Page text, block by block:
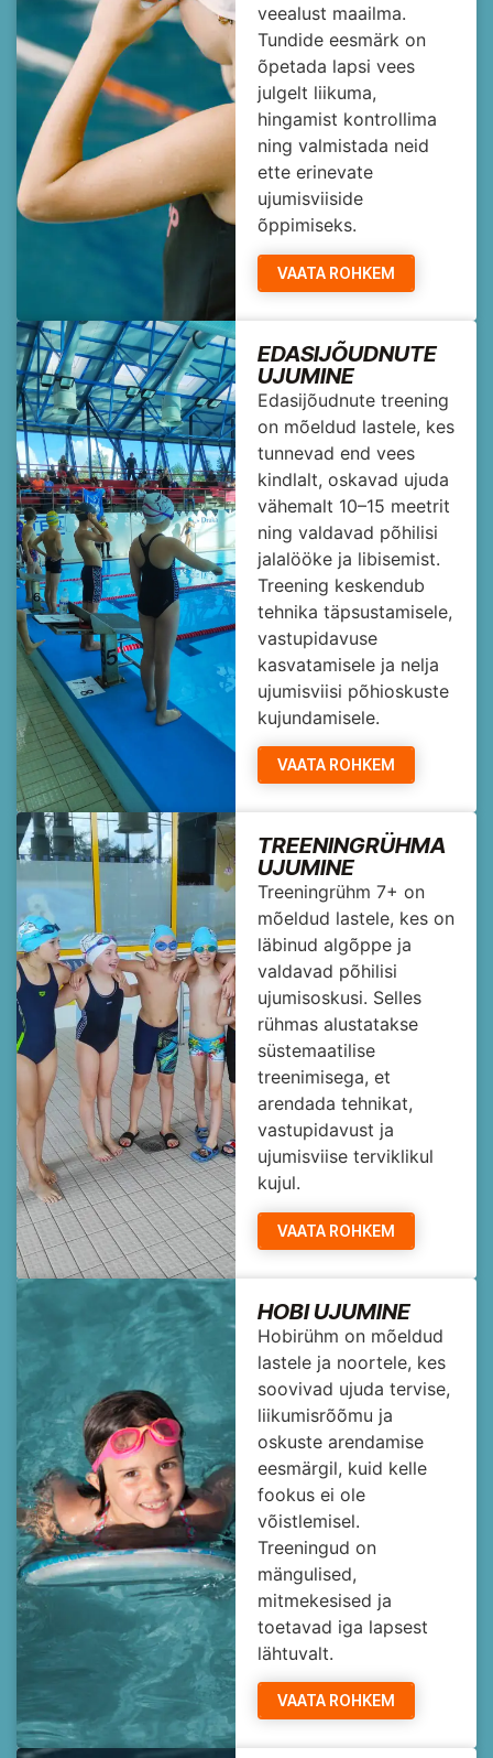
veealust maailma.
Tundide eesmärk on
õpetada lapsi vees
julgelt liikuma,
hingamist kontrollima
ning valmistada neid
ette erinevate
ujumisviiside
õppimiseks.
VAATA ROHKEM
EDASIJÕUDNUTE
UJUMINE
Edasijõudnute treening
on mõeldud lastele, kes
tunnevad end vees
kindlalt, oskavad ujuda
vähemalt 10–15 meetrit
ning valdavad põhilisi
jalalööke ja libisemist.
Treening keskendub
tehnika täpsustamisele,
vastupidavuse
kasvatamisele ja nelja
ujumisviisi põhioskuste
kujundamisele.
VAATA ROHKEM
TREENINGRÜHMA
UJUMINE
Treeningrühm 7+ on
mõeldud lastele, kes on
läbinud algõppe ja
valdavad põhilisi
ujumisoskusi. Selles
rühmas alustatakse
süstemaatilise
treenimisega, et
arendada tehnikat,
vastupidavust ja
ujumisviise terviklikul
kujul.
VAATA ROHKEM
HOBI UJUMINE
Hobirühm on mõeldud
lastele ja noortele, kes
soovivad ujuda tervise,
liikumisrõõmu ja
oskuste arendamise
eesmärgil, kuid kelle
fookus ei ole
võistlemisel.
Treeningud on
mängulised,
mitmekesised ja
toetavad iga lapsest
lähtuvalt.
VAATA ROHKEM